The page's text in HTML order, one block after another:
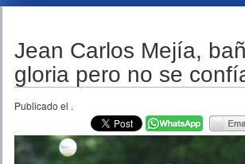
TEMPORADAS
Jean Carlos Mejía,
gloria pero no se
Publicado el .